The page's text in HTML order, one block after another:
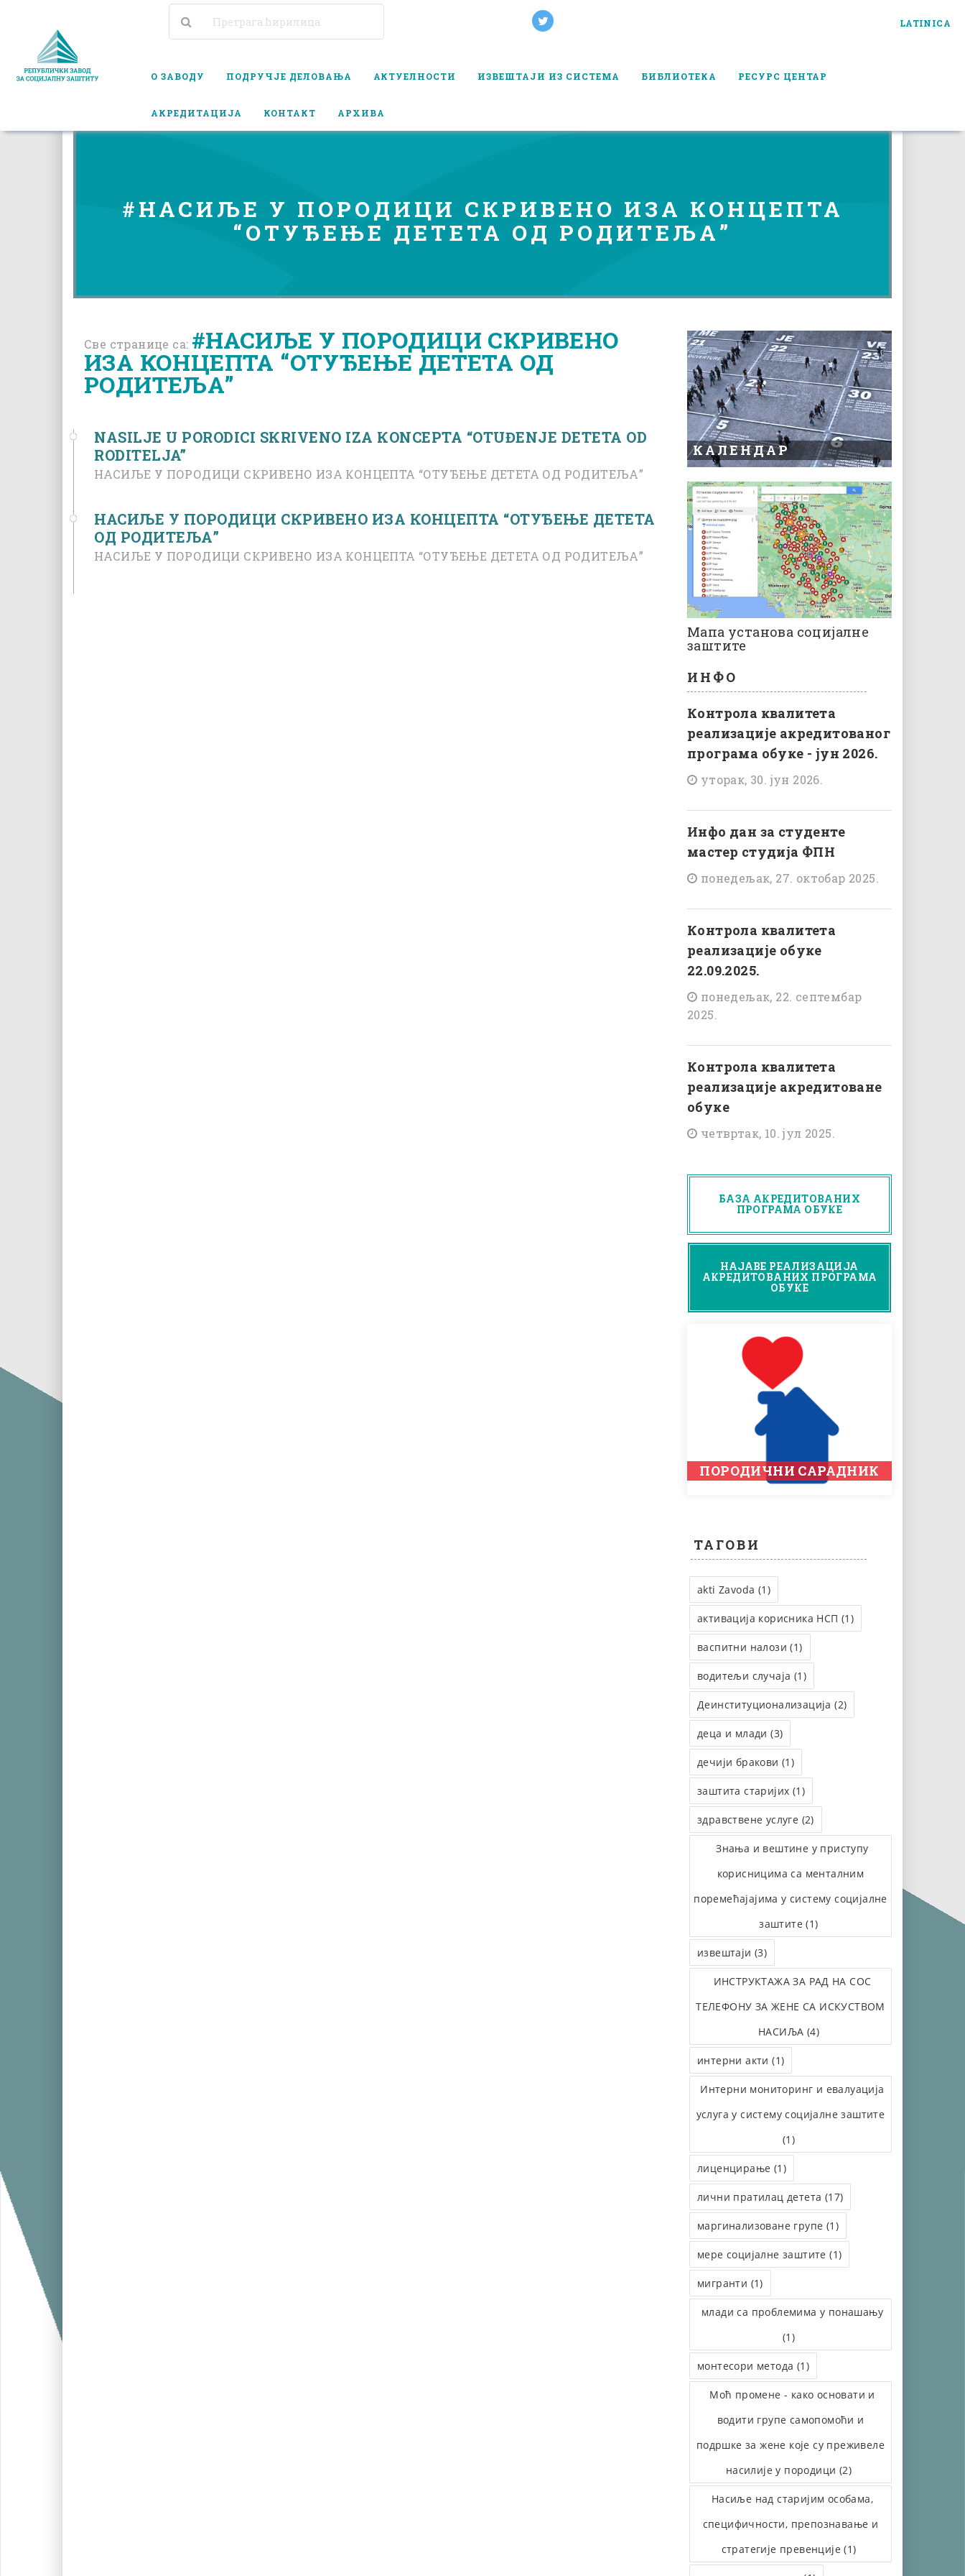
LATINICA
О ЗАВОДУ ПОДРУЧЈЕ ДЕЛОВАЊА АКТУЕЛНОСТИ ИЗВЕШТАЈИ ИЗ СИСТЕМА БИБЛИОТЕКА РЕСУРС ЦЕНТАР
АКРЕДИТАЦИЈА КОНТАКТ АРХИВА
#НАСИЉЕ У ПОРОДИЦИ СКРИВЕНО ИЗА КОНЦЕПТА
“ОТУЂЕЊЕ ДЕТЕТА ОД РОДИТЕЉА”
Све странице са: #НАСИЉЕ У ПОРОДИЦИ СКРИВЕНО
ИЗА КОНЦЕПТА “ОТУЂЕЊЕ ДЕТЕТА ОД
РОДИТЕЉА”
NASILJE U PORODICI SКRIVENO IZA КONCEPTA “OTUĐENJE DETETA OD
RODITELJA”
НАСИЉЕ У ПОРОДИЦИ СКРИВЕНО ИЗА КОНЦЕПТА “ОТУЂЕЊЕ ДЕТЕТА ОД РОДИТЕЉА”
НАСИЉЕ У ПОРОДИЦИ СКРИВЕНО ИЗА КОНЦЕПТА “ОТУЂЕЊЕ ДЕТЕТА
ОД РОДИТЕЉА”
НАСИЉЕ У ПОРОДИЦИ СКРИВЕНО ИЗА КОНЦЕПТА “ОТУЂЕЊЕ ДЕТЕТА ОД РОДИТЕЉА”
КАЛЕНДАР
Мапа установа социјалне
заштите
ИНФО
Контрола квалитета
реализације акредитованог
програма обуке - јун 2026.
уторак, 30. јун 2026.
Инфо дан за студенте
мастер студија ФПН
понедељак, 27. октобар 2025.
Контрола квалитета
реализације обуке
22.09.2025.
понедељак, 22. септембар
2025.
Контрола квалитета
реализације акредитоване
обуке
четвртак, 10. јул 2025.
БАЗА АКРЕДИТОВАНИХ
ПРОГРАМА ОБУКЕ
НАЈАВЕ РЕАЛИЗАЦИЈА
АКРЕДИТОВАНИХ ПРОГРАМА
ОБУКЕ
ПОРОДИЧНИ САРАДНИК
ТАГОВИ
akti Zavoda (1)
активација корисника НСП (1)
васпитни налози (1)
водитељи случаја (1)
Деинституционализација (2)
деца и млади (3)
дечији бракови (1)
заштита старијих (1)
здравствене услуге (2)
Знања и вештине у приступу
корисницима са менталним
поремећајајима у систему социјалне
заштите (1)
извештаји (3)
ИНСТРУКТАЖА ЗА РАД НА СОС
ТЕЛЕФОНУ ЗА ЖЕНЕ СА ИСКУСТВОМ
НАСИЉА (4)
интерни акти (1)
Интерни мониторинг и евалуација
услуга у систему социјалне заштите
(1)
лиценцирање (1)
лични пратилац детета (17)
маргинализоване групе (1)
мере социјалне заштите (1)
мигранти (1)
млади са проблемима у понашању
(1)
монтесори метода (1)
Моћ промене - како основати и
водити групе самопомоћи и
подршке за жене које су преживеле
насилије у породици (2)
Насиље над старијим особама,
специфичности, препознавање и
стратегије превенције (1)